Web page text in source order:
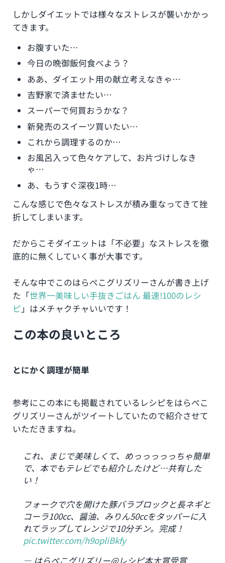
しかしダイエットでは様々なストレスが襲いかかっ
てきます。
お腹すいた…
今日の晩御飯何食べよう？
ああ、ダイエット用の献立考えなきゃ…
吉野家で済ませたい…
スーパーで何買おうかな？
新発売のスイーツ買いたい…
これから調理するのか…
お風呂入って色々ケアして、お片づけしなき
ゃ…
あ、もうすぐ深夜1時…
こんな感じで色々なストレスが積み重なってきて挫
折してしまいます。
だからこそダイエットは「不必要」なストレスを徹
底的に無くしていく事が大事です。
そんな中でこのはらぺこグリズリーさんが書き上げ
た「世界一美味しい手抜きごはん 最速!100のレシ
ピ 」はメチャクチャいいです！
この本の良いところ
とにかく調理が簡単
参考にこの本にも掲載されているレシピをはらぺこ
グリズリーさんがツイートしていたので紹介させて
いただきますね。
これ、まじで美味しくて、めっっっっっちゃ簡単
で、本でもテレビでも紹介したけど…共有した
い！
フォークで穴を開けた豚バラブロックと長ネギと
コーラ100cc、醤油、みりん50ccをタッパーに入
れてラップしてレンジで10分チン。完成！
pic.twitter.com/h9opliBkfy
— はらぺこグリズリー@レシピ本大賞受賞